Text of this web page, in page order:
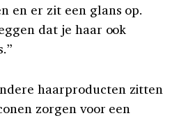
en er zit een glans op.
dat je haar ook
haarproducten zitten
zorgen voor een